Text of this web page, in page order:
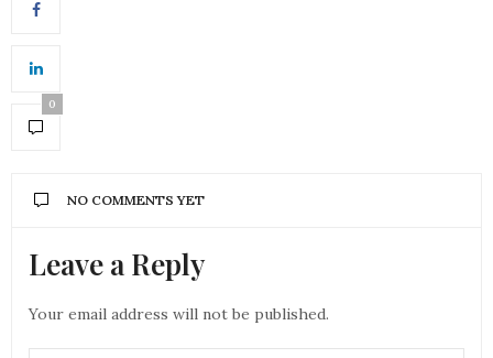
0
NO COMMENTS YET
Leave a Reply
Your email address will not be published.